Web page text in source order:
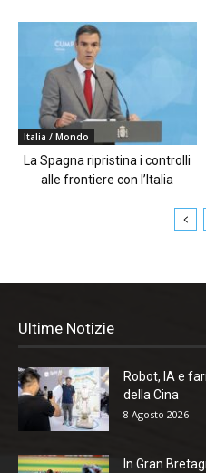
Italia / Mondo
La Spagna ripristina i controlli
alle frontiere con l’Italia
Ultime Notizie
Robot, IA e
della Cina
8 Agosto 2026
In Gran